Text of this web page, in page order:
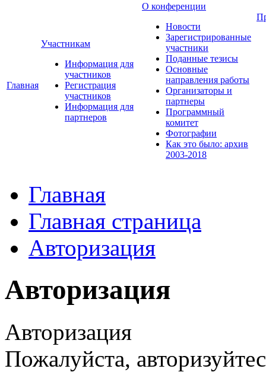
Главная
Участникам
Информация для
участников
Регистрация
участников
Информация для
партнеров
О конференции
Новости
Зарегистрированные
участники
Поданные тезисы
Основные
направления работы
Организаторы и
партнеры
Программный
комитет
Фотографии
Как это было: архив
2003-2018
Главная
Главная страница
Авторизация
Авторизация
Авторизация
Пожалуйста,